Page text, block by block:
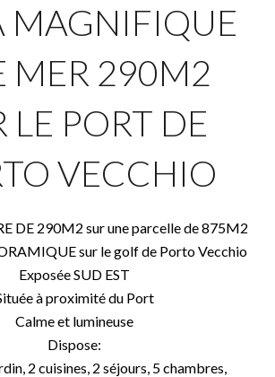
MAGNIFIQUE
MER 290M2
LE PORT DE
VECCHIO
DE 290M2 sur une parcelle de 875M2
sur le golf de Porto Vecchio
Exposée SUD EST
à proximité du Port
Calme et lumineuse
Dispose:
2 cuisines, 2 séjours, 5 chambres,